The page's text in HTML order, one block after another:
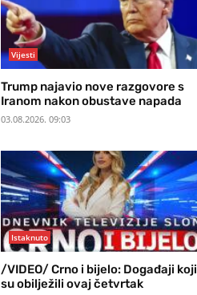
Vijesti
Trump najavio nove razgovore s
Iranom nakon obustave napada
03.08.2026. 09:03
Istaknuto
/VIDEO/ Crno i bijelo: Događaji koji
su obilježili ovaj četvrtak